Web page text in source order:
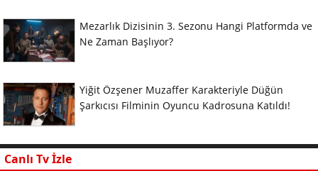
Mezarlık Dizisinin 3. Sezonu Hangi Platformda ve
Ne Zaman Başlıyor?
Yiğit Özşener Muzaffer Karakteriyle Düğün
Şarkıcısı Filminin Oyuncu Kadrosuna Katıldı!
Canlı Tv İzle